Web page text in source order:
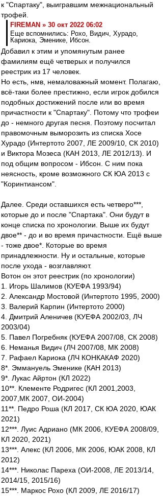
к "Спартаку", выигравшим межнациональный
трофей.
FIREMAN » 30 окт 2022 06:02
Еще вспомнились: Рохо, Видич, Хурадо,
Кариока, Эменике, Ибсон.
Добавил к этим и упомянутым ранее
фамилиям ещё четверых и получился
реестрик из 17 человек.
Но есть, нмв, немаловажный момент. Полагаю,
всё-таки более престижно, если игрок добился
подобных достижений после или во время
причастности к "Спартаку". Потому что трофеи
до - немного другая песня. Поэтому посчитал
правомочным выморозить из списка Хосе
Хурадо (Интертото 2007, ЛЕ 2009/10, СК 2010)
и Виктора Мозеса (КАН 2013, ЛЕ 2012/13). И
под общим вопросом - Ибсон. С ним пока
неясность, кроме возможного СК ЮА 2013 с
"Коринтиансом".
Далее. Среди оставшихся есть четверо***,
которые до и после "Спартака". Они будут в
конце списка по хронологии. Выше их будут
двое** - до и во время причастности. Ещё выше
- тоже двое*. Которые во время
принадлежности. Ну и остальные, которые
после ухода - возглавляют.
Вотон он этот реестрик (по хронологии)
1. Игорь Шалимов (КУЕФА 1993/94)
2. Александр Мостовой (Интертото 1995, 2000)
3. Валерий Карпин (Интертото 2000)
4. Дмитрий Аленичев (КУЕФА 2002/03, ЛЧ
2003/04)
5. Павел Погребняк (КУЕФА 2007/08, СК 2008)
6. Неманья Видич (ЛЧ 2007/08, МК 2008)
7. Рафаел Кариока (ЛЧ КОНКАКАФ 2020)
8*. Эммануель Эменике (КАН 2013)
9*. Лукас Айртон (КЛ 2022)
10**. Клементе Родригес (КЛ 2001,2003,
2007,МК 2007, ОИ-2004)
11**. Педро Роша (КЛ 2017, СК ЮА 2020, ЮАК
2021)
12***. Луис Адриано (МК 2006, КУЕФА 2008/09,
КЛ 2020, 2021)
13***. Алекс (КЛ 2006, МК 2006, ЮАК 2008, КЛ
2012)
14***. Николас Пареха (ОИ-2008, ЛЕ 2013/14,
2014/15, 2015/16)
15***. Маркос Рохо (КЛ 2009, ЛЕ 2016/17)